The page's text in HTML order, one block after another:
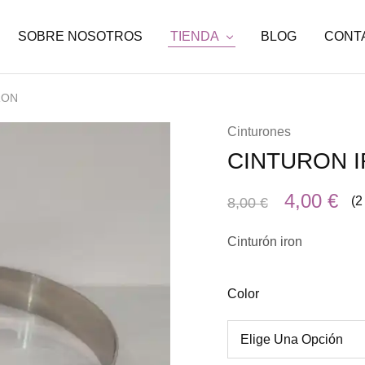
SOBRE NOSOTROS TIENDA BLOG
Cinturones
CINTURON
8,00€ 4,00 €
Cinturón iron
Color